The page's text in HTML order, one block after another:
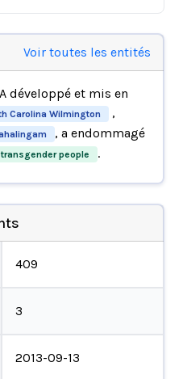
Voir toutes les entités
développé et mis en
Carolina Wilmington ,
, a endommagé
transgender people .
409
3
2013-09-13